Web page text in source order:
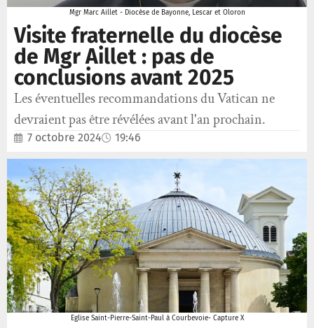
Mgr Marc Aillet - Diocèse de Bayonne, Lescar et Oloron
Visite fraternelle du diocèse
de Mgr Aillet : pas de
conclusions avant 2025
Les éventuelles recommandations du Vatican ne
devraient pas être révélées avant l'an prochain.
7 octobre 2024 19:46
Eglise Saint-Pierre-Saint-Paul à Courbevoie- Capture X